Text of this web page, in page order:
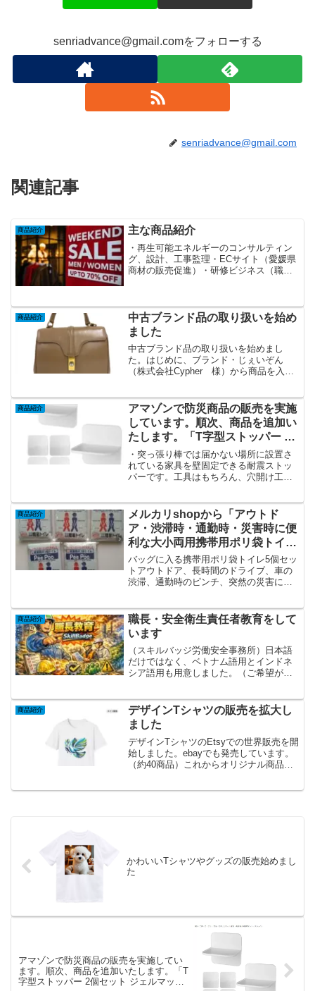
senriadvance@gmail.comをフォローする
senriadvance@gmail.com
関連記事
商品紹介 主な商品紹介
・再生可能エネルギーのコンサルティン
グ、設計、工事監理・ECサイト（愛媛県
商材の販売促進）・研修ビジネス（職長
グ・経営コンサルティング...
商品紹介
中古ブランド品の取り扱いを始め
ました
中古ブランド品の取り扱いを始めまし
た。はじめに、ブランド・じぇいぞん
（株式会社Cypher 様）から商品を入荷
ョンにも参加していきます。
商品紹介
アマゾンで防災商品の販売を実施
しています。順次、商品を追加い
たします。「T字型ストッパー 2
個セット ジェルマット付き 地震
対策 家具転倒防止 壁固定 穴開け
不要」
・突っ張り棒では届かない場所に設置さ
れている家具を壁固定できる耐震ストッ
パーです。工具はもちろん、穴開け工事
見た目ながらも強粘着性のジェルマット
により、剥がれにくくキャ...
商品紹介
メルカリshopから「アウトド
ア・渋滞時・通勤時・災害時に便
利な大小両用携帯用ポリ袋トイレ
5個セット PeePoo（ピープ
ー）」を販売開始しています。
バッグに入る携帯用ポリ袋トイレ5個セッ
トアウトドア、長時間のドライブ、車の
渋滞、通勤時のピンチ、突然の災害に備
な（ポリ袋）だけを使用、このまま可燃
ゴミとして捨てられます...
商品紹介
職長・安全衛生責任者教育をして
います
（スキルバッジ労働安全事務所）日本語
だけではなく、ベトナム語用とインドネ
シア語用も用意しました。（ご希望がご
しをお願いします））職長・安全衛生責
任者教育への申し込み...
商品紹介
デザインTシャツの販売を拡大し
ました
デザインTシャツのEtsyでの世界販売を開
始しました。ebayでも発売しています。
（約40商品）これからオリジナル商品の
かわいいTシャツやグッズの販売始めまし
た
アマゾンで防災商品の販売を実施してい
ます。順次、商品を追加いたします。「T
字型ストッパー 2個セット ジェルマット